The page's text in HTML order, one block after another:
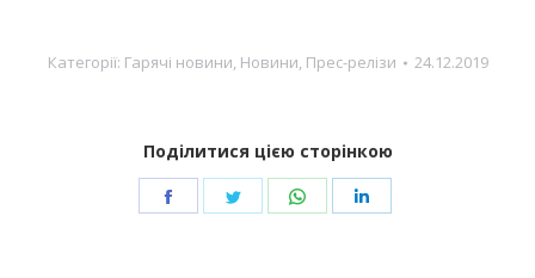
Категорії: Гарячі новини, Новини, Прес-релізи 24.12.2019
Поділитися цією сторінкою
Share
Share
Share